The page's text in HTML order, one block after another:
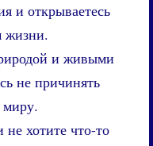
и открываетесь
жизни.
и живыми
не причинять
миру.
хотите что-то